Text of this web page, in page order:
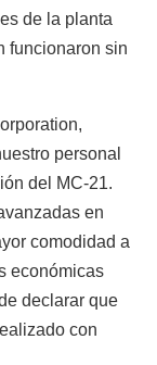
de la planta
funcionaron sin
personal
del MC-21.
en
comodidad a
económicas
declarar que
con